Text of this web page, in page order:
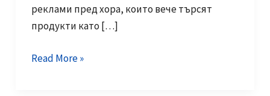
реклами пред хора, които вече търсят
продукти като […]
Google
Read More »